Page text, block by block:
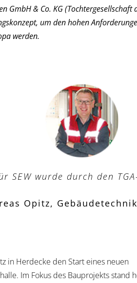
GmbH & Co. KG
um den hohen
werden.
SEW wurde durch den
Opitz, Gebäudetechnik
in Herdecke den Start eines neuen
Im Fokus des Bauprojekts stand